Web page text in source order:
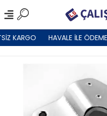
KARGO HAVALE İLE